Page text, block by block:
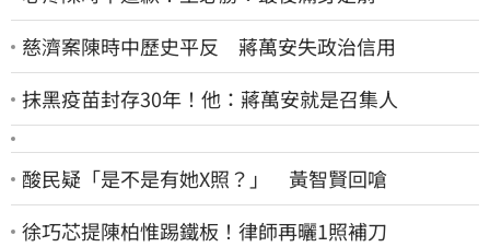
慈濟案陳時中歷史平反 蔣萬安失政治信用
抹黑疫苗封存30年！他：蔣萬安就是召集人
酸民疑「是不是有她X照？」 黃智賢回嗆
徐巧芯提陳柏惟踢鐵板！律師再曬1照補刀